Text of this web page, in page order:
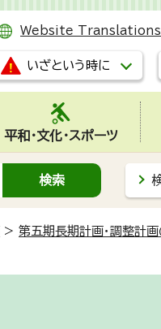
Website Translations
いざという時に
平和・文化・スポーツ
> 第五期長期計画・調整計